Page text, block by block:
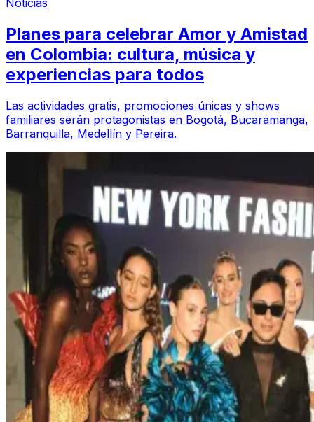
Planes para celebrar Amor y Amistad
en Colombia: cultura, música y
experiencias para todos
Las actividades gratis, promociones únicas y shows
familiares serán protagonistas en Bogotá, Bucaramanga,
Barranquilla, Medellín y Pereira.